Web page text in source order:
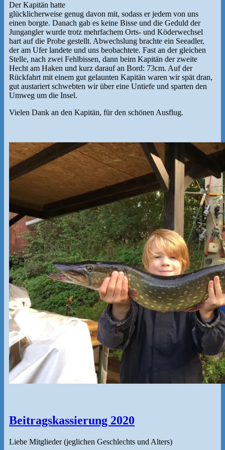
Der Kapitän hatte
glücklicherweise genug davon mit, sodass er jedem von uns
einen borgte. Danach gab es keine Bisse und die Geduld der
Jungangler wurde trotz mehrfachem Orts- und Köderwechsel
hart auf die Probe gestellt. Abwechslung brachte ein Seeadler,
der am Ufer landete und uns beobachtete. Fast an der gleichen
Stelle, nach zwei Fehlbissen, dann beim Kapitän der zweite
Hecht am Haken und kurz darauf an Bord: 73cm. Auf der
Rückfahrt mit einem gut gelaunten Kapitän waren wir spät dran,
gut austariert schwebten wir über eine Untiefe und sparten den
Umweg um die Insel.
Vielen Dank an den Kapitän, für den schönen Ausflug.
Beitragskassierung 2020
Liebe Mitglieder (jeglichen Geschlechts und Alters)